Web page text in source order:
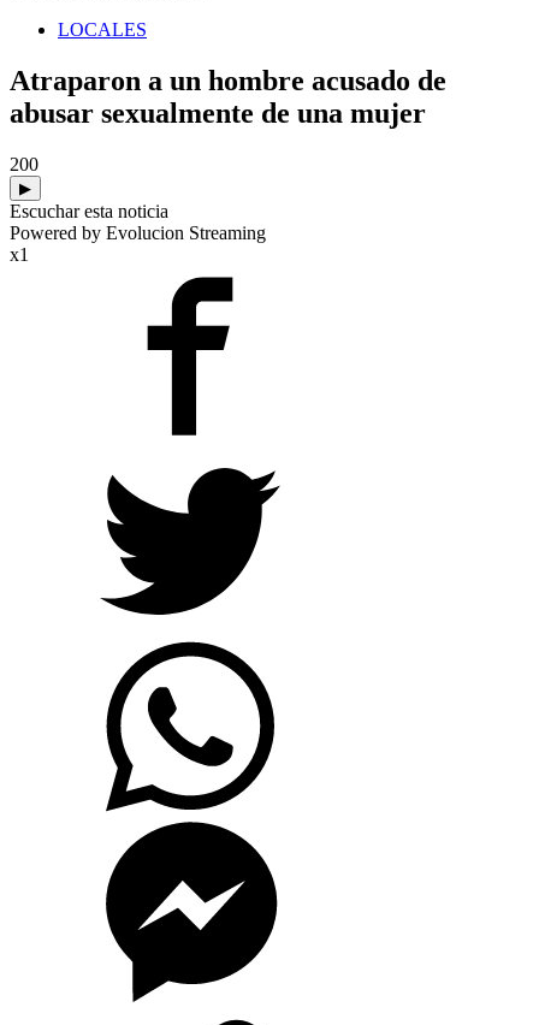
LOCALES
Atraparon a un hombre acusado de
abusar sexualmente de una mujer
200
▶
Escuchar esta noticia
Powered by Evolucion Streaming
x1